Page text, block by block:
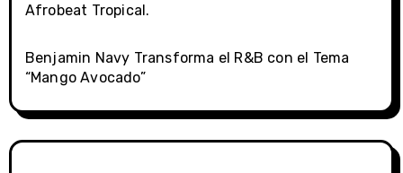
Afrobeat Tropical.
Benjamin Navy Transforma el R&B con el Tema
“Mango Avocado”